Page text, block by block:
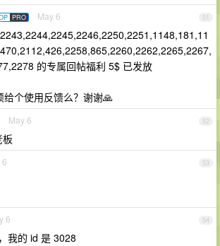
51
PRO May 6
的专属回帖福利 5$ 已发放
给个使用反馈么？谢谢🙏
52
May 6
53
6
54
6
，我的 id 是 3028